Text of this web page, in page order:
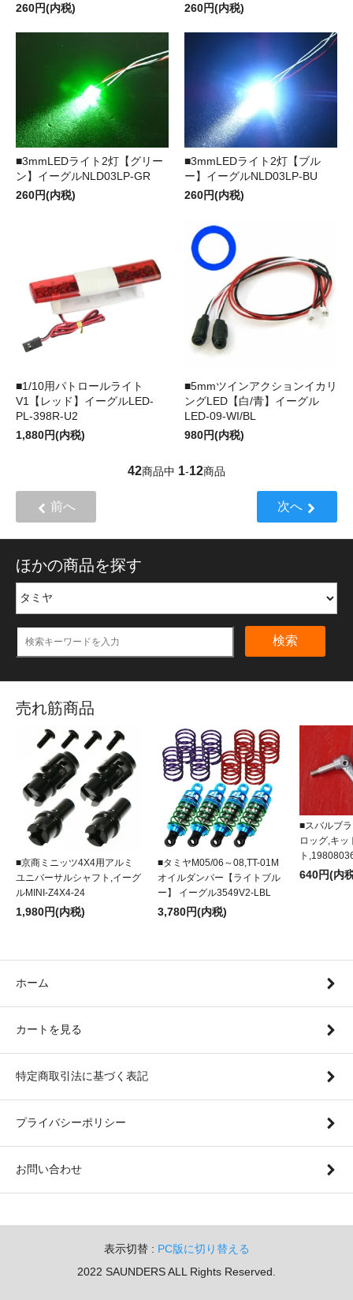
260円(内税)
260円(内税)
■3mmLEDライト2灯【グリー
ン】イーグルNLD03LP-GR
260円(内税)
■3mmLEDライト2灯【ブル
ー】イーグルNLD03LP-BU
260円(内税)
■1/10用パトロールライト
V1【レッド】イーグルLED-
PL-398R-U2
1,880円(内税)
■5mmツインアクションイカリ
ングLED【白/青】イーグル
LED-09-WI/BL
980円(内税)
42商品中 1-12商品
前へ 次へ
ほかの商品を探す
検索
売れ筋商品
■京商ミニッツ4X4用アルミ
ユニバーサルシャフト,イーグ
ルMINI-Z4X4-24
1,980円(内税)
■タミヤM05/06～08,TT-01M
オイルダンパー【ライトブル
ー】 イーグル3549V2-LBL
3,780円(内税)
■スバルブ
ロッグ,キッ
ト
640円(内
ホーム
カートを見る
特定商取引法に基づく表記
プライバシーポリシー
お問い合わせ
表示切替 : PC版に切り替える
2022 SAUNDERS ALL Rights Reserved.